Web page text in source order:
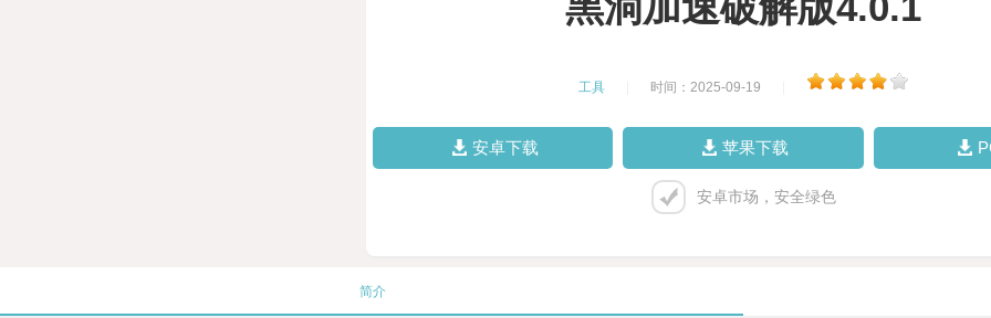
工具 时间：2025-09-19
安卓下载 苹果下载
安卓市场，安全绿色
简介